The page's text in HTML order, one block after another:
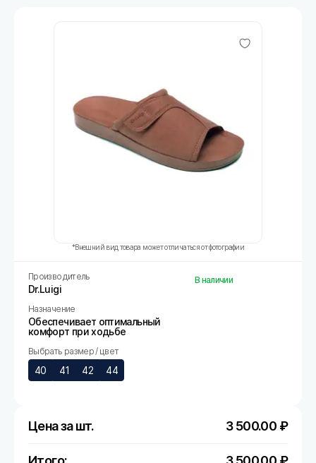
*Внешний вид товара может отличаться от фотографии
Производитель
Dr.Luigi
Назначение
Обеспечивает оптимальный
комфорт при ходьбе
Выбрать размер / цвет
40 41 42 44
В наличии
Цена за шт. 3 500.00 ₽